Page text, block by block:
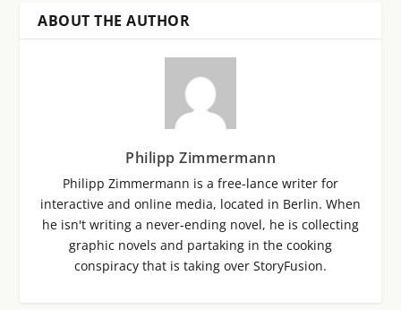
ABOUT THE AUTHOR
Philipp Zimmermann
Philipp Zimmermann is a free-lance writer for
interactive and online media, located in Berlin. When
he isn't writing a never-ending novel, he is collecting
graphic novels and partaking in the cooking
conspiracy that is taking over StoryFusion.